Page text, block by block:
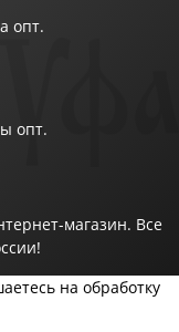
опт.
опт.
магазин. Все
на обработку